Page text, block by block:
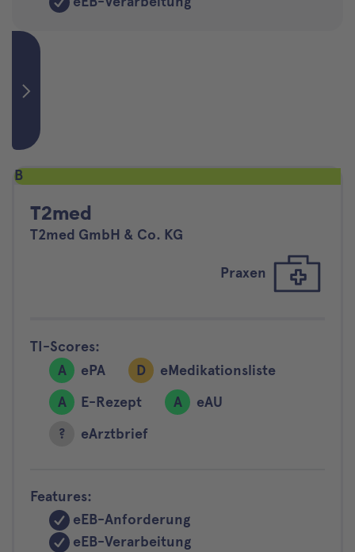
B
T2med
T2med GmbH & Co. KG
Praxen
TI-Scores:
A
ePA D
eMedikationsliste
A
E-Rezept A
eAU
?
eArztbrief
Features:
eEB-Anforderung
eEB-Verarbeitung